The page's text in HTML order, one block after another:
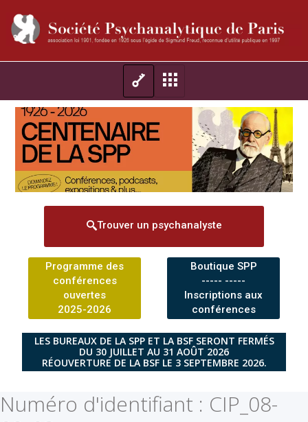
Trouver un psychanalyste
Programme des
conférences
ouvertes
2025-2026
Boutique SPP
----- -----
Inscriptions aux
conférences
LES BUREAUX DE LA SPP ET LA BSF SERONT FERMÉS
DU 30 JUILLET AU 31 AOÛT 2026
RÉOUVERTURE DE LA BSF LE 3 SEPTEMBRE 2026.
Numéro d'identifiant : CIP_08-